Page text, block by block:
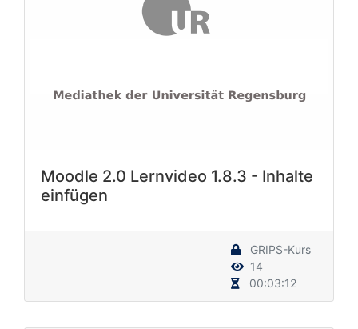
Moodle 2.0 Lernvideo 1.8.3 - Inhalte
einfügen
GRIPS-Kurs
14
00:03:12